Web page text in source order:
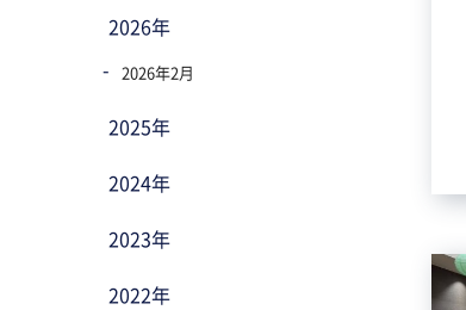
2026年
2026年2月
2025年
2024年
2023年
2022年